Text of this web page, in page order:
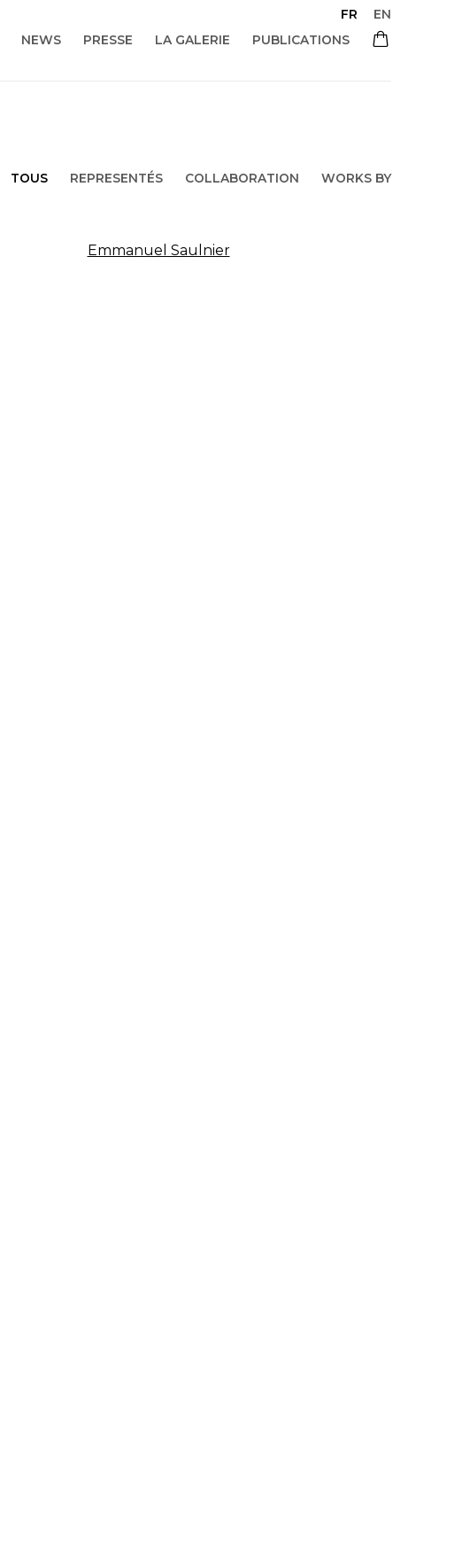
NEWS PRESSE LA GALERIE PUBLICATIONS
FR EN
TOUS REPRESENTÉS COLLABORATION WORKS BY